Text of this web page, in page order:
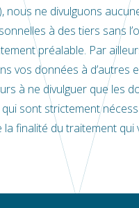
nous ne divulguons
à des tiers sans
préalable. Par
vos données à d’autres
à ne divulguer que les
sont strictement
la finalité du traitement qui